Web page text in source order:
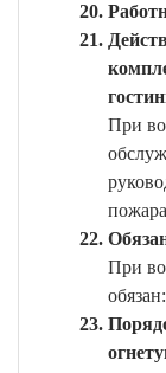
При
При
обязан: